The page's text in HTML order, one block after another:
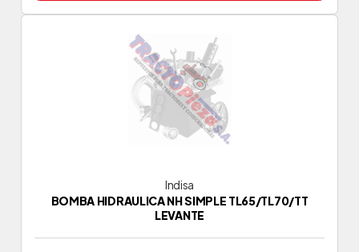
Indisa
BOMBA HIDRAULICA NH SIMPLE TL65/TL70/TT
LEVANTE